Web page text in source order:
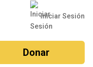
Iniciar Sesión
Donar